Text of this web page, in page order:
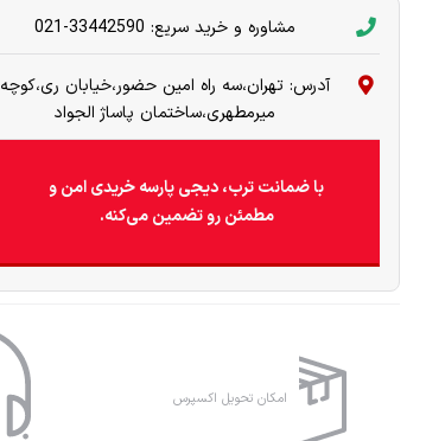
مشاوره و خرید سریع: 33442590-021
آدرس: تهران،سه راه امین حضور،خیابان ری،کوچه
میرمطهری،ساختمان پاساژ الجواد
با ضمانت ترب، دیجی پارسه خریدی امن و
مطمئن رو تضمین می‌کنه.
امکان تحویل اکسپرس